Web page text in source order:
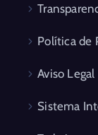
Política de
Aviso Legal
Sistema